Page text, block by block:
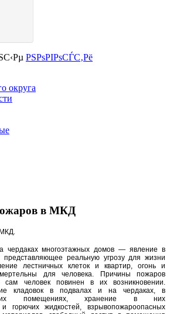
РЅРѕРІРѕСЃС‚Рё
округа
в МКД
чердаках многоэтажных домов — явление в
реальную угрозу для жизни
лестничных клеток и квартир, огонь и
для человека. Причины пожаров
сам человек повинен в их возникновении.
кладовок в подвалах и на чердаках, в
помещениях, хранение в них
и горючих жидкостей, взрывопожароопасных